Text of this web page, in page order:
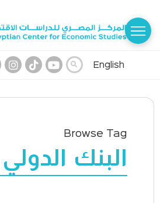
English
Browse Tag
البنك الدولي